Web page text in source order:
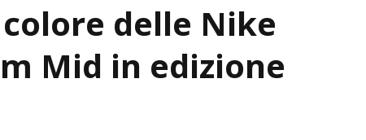
delle Nike
Mid in edizione